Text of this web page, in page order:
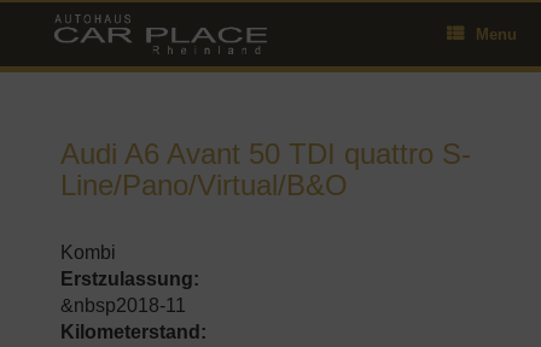
content
Menu
Audi A6 Avant 50 TDI quattro S-
Line/Pano/Virtual/B&O
Kombi
Erstzulassung:
&nbsp2018-11
Kilometerstand: